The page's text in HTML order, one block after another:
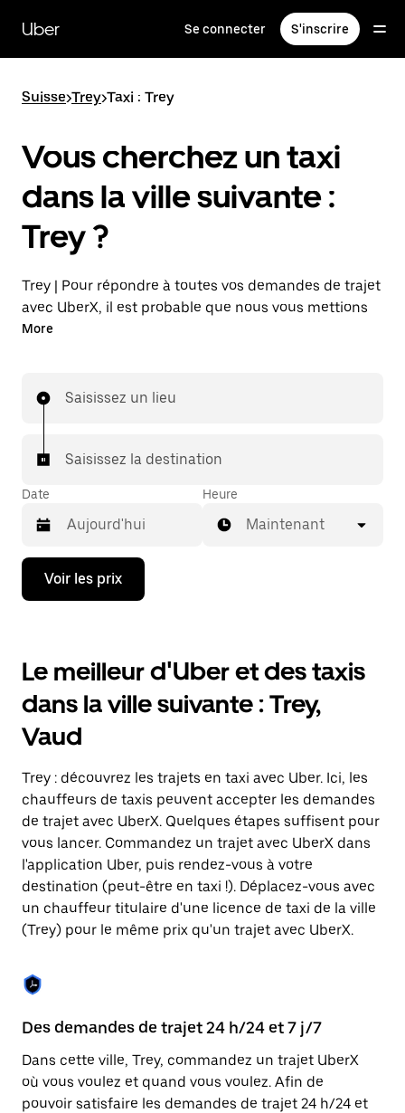
contenu
principal
Uber Se connecter S'inscrire
Suisse>Trey>Taxi : Trey
Vous cherchez un taxi
dans la ville suivante :
Trey ?
Trey | Pour répondre à toutes vos demandes de trajet
avec UberX, il est probable que nous vous mettions
en relation avec un chauffeur de taxi. Si tel est le cas,
7 j/7), comme avec UberX, et pourrez rejoindre votre
Dans certaines villes de Suisse, pour vous assurer de
pouvez le demander dans l'application.
More
Saisissez un lieu
Saisissez la destination
Date
Appuyez
la
bas
pour
ouvrir
le
calendrier
et
une
date.
Appuyez
sur
la
touche
Échap
pour
fermer
le
calendrier.
Heure
Maintenant
Voir les prix
Le meilleur d'Uber et des taxis
dans la ville suivante : Trey,
Vaud
Trey : découvrez les trajets en taxi avec Uber. Ici, les
chauffeurs de taxis peuvent accepter les demandes
de trajet avec UberX. Quelques étapes suffisent pour
vous lancer. Commandez un trajet avec UberX dans
l'application Uber, puis rendez-vous à votre
destination (peut-être en taxi !). Déplacez-vous avec
un chauffeur titulaire d'une licence de taxi de la ville
(Trey) pour le même prix qu'un trajet avec UberX.
Des demandes de trajet 24 h/24 et 7 j/7
Dans cette ville, Trey, commandez un trajet UberX
où vous voulez et quand vous voulez. Afin de
pouvoir satisfaire les demandes de trajet 24 h/24 et